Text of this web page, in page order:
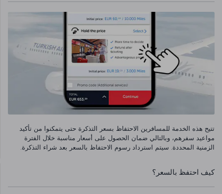
تتيح هذه الخدمة للمسافرين الاحتفاظ بسعر التذكرة حتى يتمكنوا من تأكيد
مواعيد سفرهم، وبالتالي ضمان الحصول على أسعار مناسبة خلال الفترة
الزمنية المحددة. سيتم استرداد رسوم الاحتفاظ بالسعر بعد شراء التذكرة.
كيف احتفظ بالسعر؟